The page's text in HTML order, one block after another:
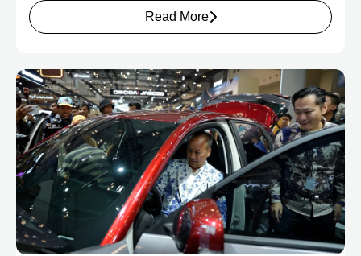
untuk mengakomodasi kebutuhan mobilitas serta
preferensi konsumen yang berbeda.
Read More